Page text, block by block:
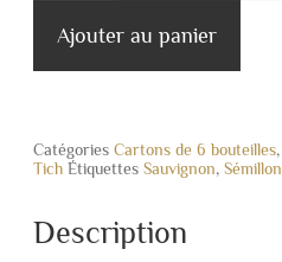
Ajouter au panier
Catégories Cartons de 6 bouteilles,
Tich Étiquettes Sauvignon, Sémillon
Description